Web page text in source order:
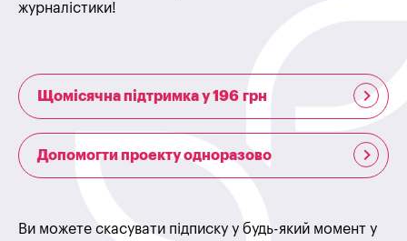
журналістики!
Щомісячна підтримка у 196 грн
Допомогти проекту одноразово
Ви можете скасувати підписку у будь-який момент у